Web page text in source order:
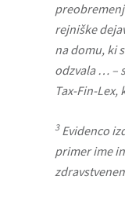
rejniške
na domu, ki
odzvala … –
Tax-Fin-
3Evidenco
primer ime